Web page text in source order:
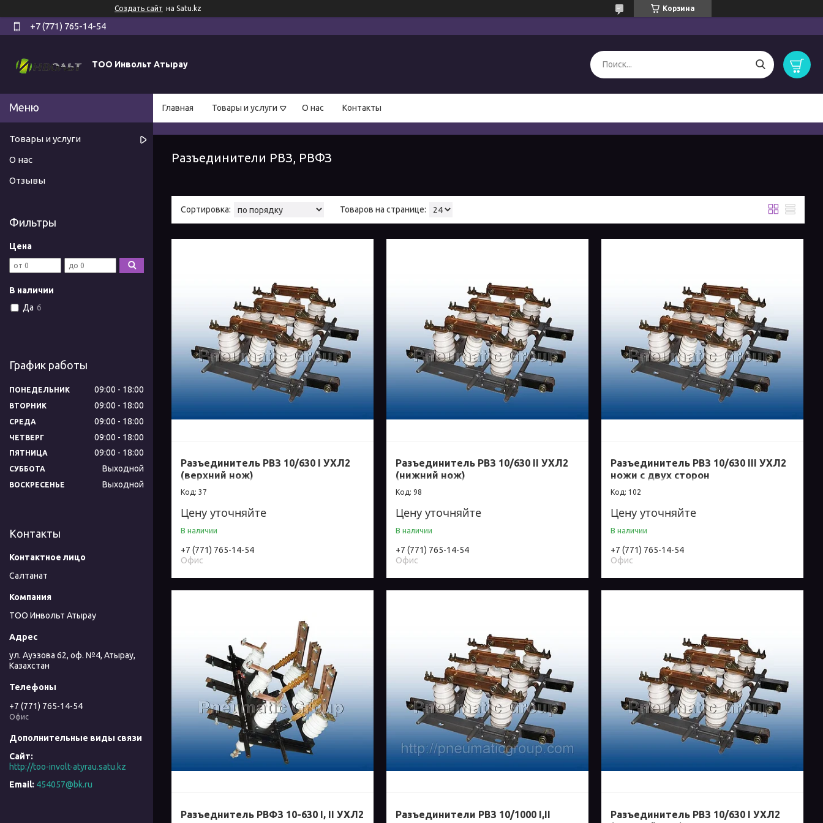
Создать сайт на Satu.kz Корзина
+7 (771) 765-14-54
ТОО Инвольт Атырау
Главная Товары и услуги О нас Контакты
Разъединители РВЗ, РВФЗ
Разъединитель РВЗ 10/630 I УХЛ2
(верхний нож)
37
Цену уточняйте
В наличии
+7 (771) 765-14-54
Офис
Разъединитель РВЗ 10/630 II УХЛ2
(нижний нож)
98
Цену уточняйте
В наличии
+7 (771) 765-14-54
Офис
Разъединитель РВЗ 10/630 III УХЛ2
ножи с двух сторон
102
Цену уточняйте
В наличии
+7 (771) 765-14-54
Офис
Разъеднитель РВФЗ 10-630 I, II УХЛ2
Разъединители РВЗ 10/1000 I,II
Разъединитель РВЗ 10/630 I УХЛ2
Товары и услуги
О нас
Отзывы
Фильтры
Цена
В наличии
Да 6
График работы
ПОНЕДЕЛЬНИК 09:00 18:00
ВТОРНИК 09:00 18:00
СРЕДА 09:00 18:00
ЧЕТВЕРГ 09:00 18:00
ПЯТНИЦА 09:00 18:00
СУББОТА Выходной
ВОСКРЕСЕНЬЕ Выходной
Контакты
Салтанат
ТОО Инвольт Атырау
ул. Ауэзова 62, оф. №4, Атырау,
Казахстан
+7 (771) 765-14-54
Офис
http://too-involt-atyrau.satu.kz
454057@bk.ru